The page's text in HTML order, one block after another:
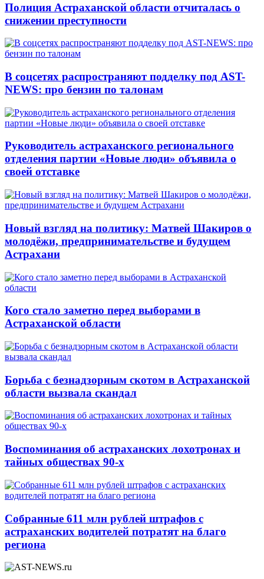
Полиция Астраханской области отчиталась о
снижении преступности
В соцсетях распространяют подделку под AST-
NEWS: про бензин по талонам
Руководитель астраханского регионального
отделения партии «Новые люди» объявила о
своей отставке
Новый взгляд на политику: Матвей Шакиров о
молодёжи, предпринимательстве и будущем
Астрахани
Кого стало заметно перед выборами в
Астраханской области
Борьба с безнадзорным скотом в Астраханской
области вызвала скандал
Воспоминания об астраханских лохотронах и
тайных обществах 90-х
Собранные 611 млн рублей штрафов с
астраханских водителей потратят на благо
региона